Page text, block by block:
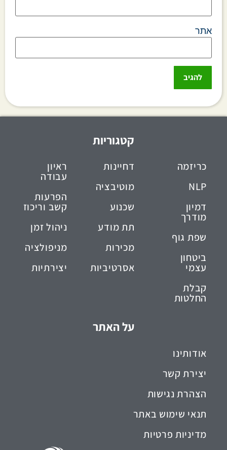
אתר
קטגוריות
כריזמה
NLP
דמיון
מודרך
שפת גוף
ביטחון
עצמי
קבלת
החלטות
דחיינות
מוטיבציה
שכנוע
תת מודע
מכירות
אסרטיביות
ראיון
עבודה
הפרעות
קשב וריכוז
ניהול זמן
מניפולציה
יצירתיות
על האתר
אודותינו
יצירת קשר
הצהרת נגישות
תנאי שימוש באתר
מדיניות פרטיות